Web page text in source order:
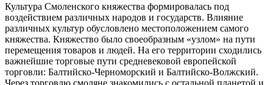
Культура Смоленского княжества формировалась под
воздействием различных народов и государств. Влияние
различных культур обусловлено местоположением самого
княжества. Княжество было своеобразным «узлом» на пути
перемещения товаров и людей. На его территории сходились
важнейшие торговые пути средневековой европейской
торговли: Балтийско-Черноморский и Балтийско-Волжский.
Через торговлю смоляне знакомились с остальной планетой и